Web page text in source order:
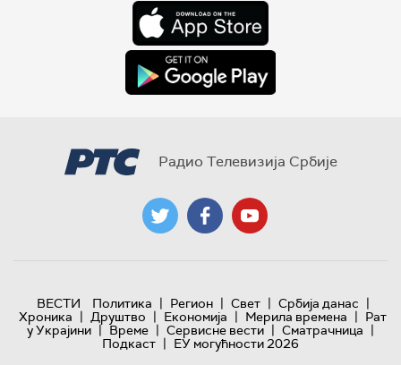
Радио Телевизија Србије
ВЕСТИ Политика | Регион | Свет | Србија данас |
Хроника | Друштво | Економија | Мерила времена | Рат
у Украјини | Време | Сервисне вести | Сматрачница |
Подкаст | ЕУ могућности 2026